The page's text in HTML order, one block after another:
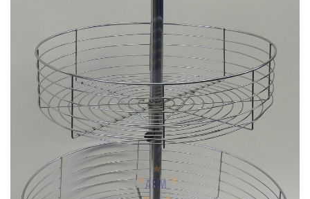
MANKEN & PLEXI
REFERANSLAR
ONLINE KATALOG
BASINDA BIZ
İLETIŞIM